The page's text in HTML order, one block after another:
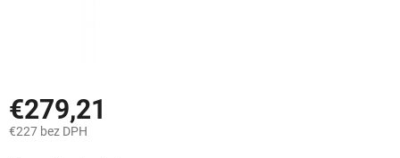
€279,21
€227 bez DPH